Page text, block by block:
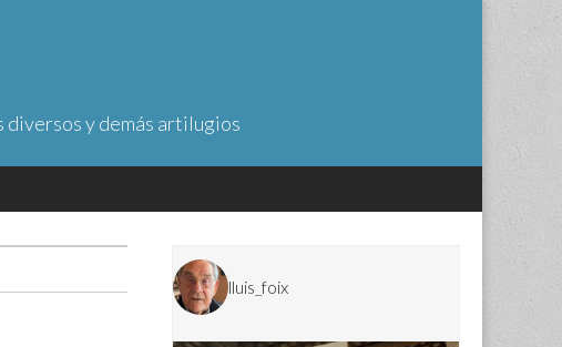
y demás artilugios
lluis_foix